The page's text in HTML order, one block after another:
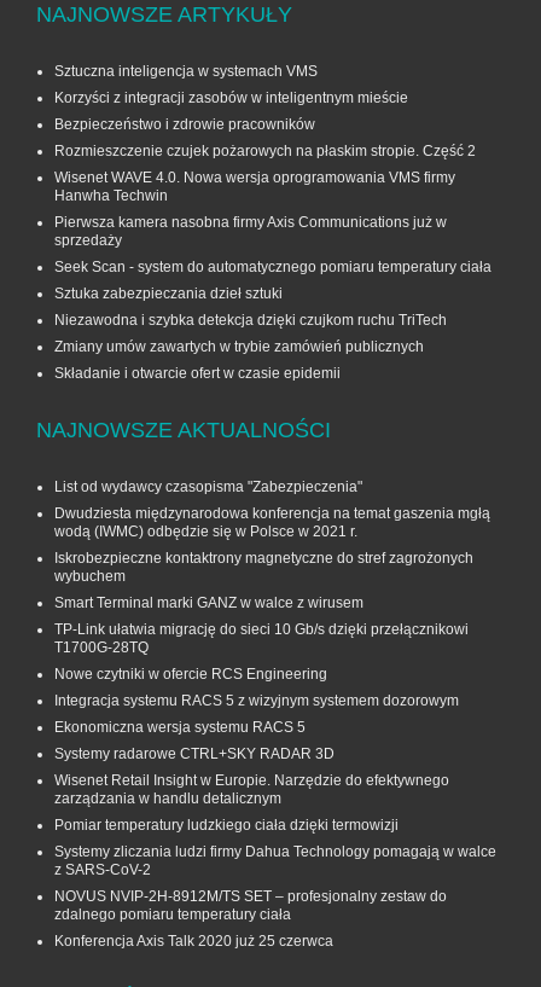
NAJNOWSZE ARTYKUŁY
Sztuczna inteligencja w systemach VMS
Korzyści z integracji zasobów w inteligentnym mieście
Bezpieczeństwo i zdrowie pracowników
Rozmieszczenie czujek pożarowych na płaskim stropie. Część 2
Wisenet WAVE 4.0. Nowa wersja oprogramowania VMS firmy
Hanwha Techwin
Pierwsza kamera nasobna firmy Axis Communications już w
sprzedaży
Seek Scan - system do automatycznego pomiaru temperatury ciała
Sztuka zabezpieczania dzieł sztuki
Niezawodna i szybka detekcja dzięki czujkom ruchu TriTech
Zmiany umów zawartych w trybie zamówień publicznych
Składanie i otwarcie ofert w czasie epidemii
NAJNOWSZE AKTUALNOŚCI
List od wydawcy czasopisma "Zabezpieczenia"
Dwudziesta międzynarodowa konferencja na temat gaszenia mgłą
wodą (IWMC) odbędzie się w Polsce w 2021 r.
Iskrobezpieczne kontaktrony magnetyczne do stref zagrożonych
wybuchem
Smart Terminal marki GANZ w walce z wirusem
TP-Link ułatwia migrację do sieci 10 Gb/s dzięki przełącznikowi
T1700G‑28TQ
Nowe czytniki w ofercie RCS Engineering
Integracja systemu RACS 5 z wizyjnym systemem dozorowym
Ekonomiczna wersja systemu RACS 5
Systemy radarowe CTRL+SKY RADAR 3D
Wisenet Retail Insight w Europie. Narzędzie do efektywnego
zarządzania w handlu detalicznym
Pomiar temperatury ludzkiego ciała dzięki termowizji
Systemy zliczania ludzi firmy Dahua Technology pomagają w walce
z SARS-CoV-2
NOVUS NVIP-2H-8912M/TS SET – profesjonalny zestaw do
zdalnego pomiaru temperatury ciała
Konferencja Axis Talk 2020 już 25 czerwca